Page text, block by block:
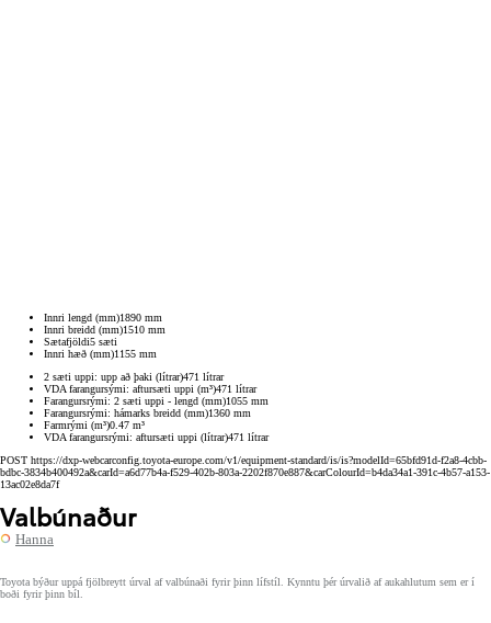
Innri lengd (mm)1890 mm
Innri breidd (mm)1510 mm
Sætafjöldi5 sæti
Innri hæð (mm)1155 mm
2 sæti uppi: upp að þaki (lítrar)471 lítrar
VDA farangursými: aftursæti uppi (m³)471 lítrar
Farangursrými: 2 sæti uppi - lengd (mm)1055 mm
Farangursrými: hámarks breidd (mm)1360 mm
Farmrými (m³)0.47 m³
VDA farangursrými: aftursæti uppi (lítrar)471 lítrar
POST https://dxp-webcarconfig.toyota-europe.com/v1/equipment-standard/is/is?modelId=65bfd91d-f2a8-4cbb-
bdbc-3834b400492a&carId=a6d77b4a-f529-402b-803a-2202f870e887&carColourId=b4da34a1-391c-4b57-a153-
13ac02e8da7f
Valbúnaður
Hanna
Toyota býður uppá fjölbreytt úrval af valbúnaði fyrir þinn lífstíl. Kynntu þér úrvalið af aukahlutum sem er í
boði fyrir þinn bíl.